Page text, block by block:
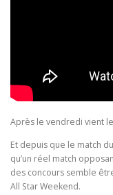
Après le vendredi vient
Et depuis que le match
qu’un réel match
des concours semble
All Star Weekend.